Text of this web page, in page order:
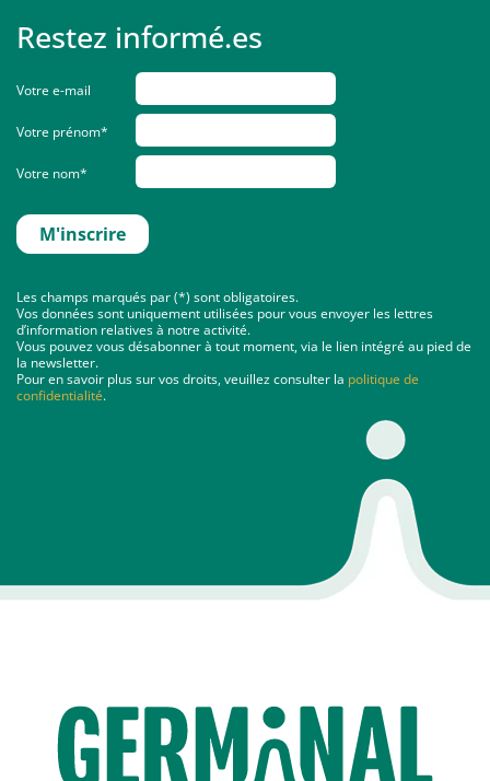
Restez informé.es
Votre e-mail
Votre prénom*
Votre nom*
Les champs marqués par (*) sont obligatoires.
Vos données sont uniquement utilisées pour vous envoyer les lettres
d’information relatives à notre activité.
Vous pouvez vous désabonner à tout moment, via le lien intégré au pied de
la newsletter.
Pour en savoir plus sur vos droits, veuillez consulter la politique de
confidentialité.